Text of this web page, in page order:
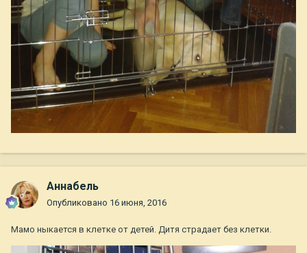
Aннaбель
Опубликовано 16 июня, 2016
Мамо ныкается в клетке от детей. Дитя страдает без клетки.